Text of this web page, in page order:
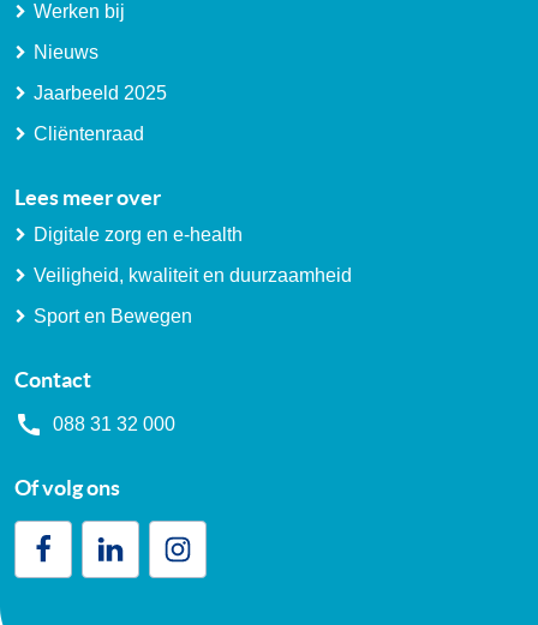
Werken bij
Nieuws
Jaarbeeld 2025
Cliëntenraad
Lees meer over
Digitale zorg en e-health
Veiligheid, kwaliteit en duurzaamheid
Sport en Bewegen
Contact
088 31 32 000
Of volg ons